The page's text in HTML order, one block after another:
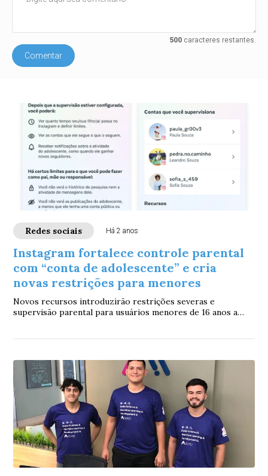
500caracteres restantes.
Comentar
Redes sociais Há 2 anos
Instagram fortalece controle parental
com “conta de adolescente” e cria
novas restrições para menores
Novos recursos introduzirão restrições severas e
supervisão parental para usuários menores de 16 anos a